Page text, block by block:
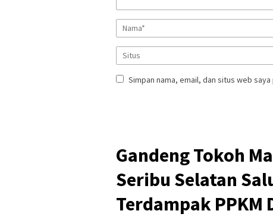
Simpan nama, email, dan situs web
Gandeng Tokoh
Seribu Selatan
Terdampak PPKM